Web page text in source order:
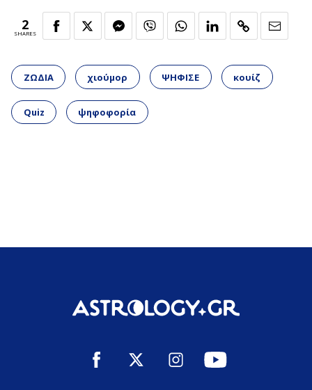
2
SHARES
ΖΩΔΙΑ χιούμορ ΨΗΦΙΣΕ κουίζ
Quiz ψηφοφορία